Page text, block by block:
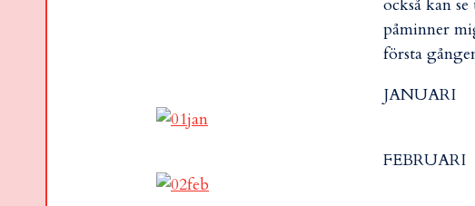
också kan
påminner
första
JANUARI
FEBRUARI